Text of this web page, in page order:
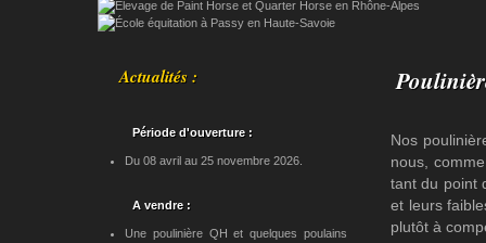
Actualités :
Période d'ouverture :
Du 08 avril au 25 novembre 2026.
A vendre :
Une poulinière QH et quelques poulains
Nos
nous,
tant du point
et leurs
plutôt à